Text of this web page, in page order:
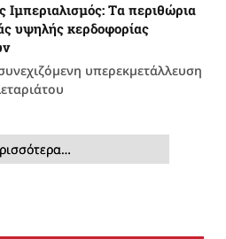
Ιμπεριαλισμός: Tα περιθώρια
υψηλής κερδοφορίας
υπερεκμετάλλευση